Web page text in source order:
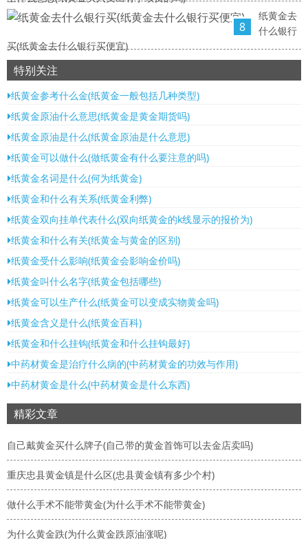
8
纸黄金去
什么银行
买(纸黄金去什么银行买便宜)
特别关注
纸黄金参考什么金(纸黄金一般包括几种类型)
纸黄金原油什么意思(纸黄金是黄金期货吗)
纸黄金原油是什么(纸黄金原油是什么意思)
纸黄金可以做什么(做纸黄金有什么要注意的吗)
纸黄金名词是什么(何为纸黄金)
纸黄金和什么有关系(纸黄金利弊)
纸黄金双向挂单代表什么(双向纸黄金的k线显示的报价为)
纸黄金和什么有关(纸黄金与黄金的区别)
纸黄金受什么影响(纸黄金会影响金价吗)
纸黄金叫什么名字(纸黄金包括哪些)
纸黄金可以生产什么(纸黄金可以变成实物黄金吗)
纸黄金含义是什么(纸黄金百科)
纸黄金和什么挂钩(纸黄金和什么挂钩最好)
中药材黄金是治疗什么病的(中药材黄金的功效与作用)
中药材黄金是什么(中药材黄金是什么东西)
精彩文章
自己戴黄金买什么牌子(自己带的黄金首饰可以去金店卖吗)
重庆忠县黄金镇是什么区(忠县黄金镇有多少个村)
做什么手术不能带黄金(为什么手术不能带黄金)
为什么黄金跌(为什么黄金跌原油涨呢)